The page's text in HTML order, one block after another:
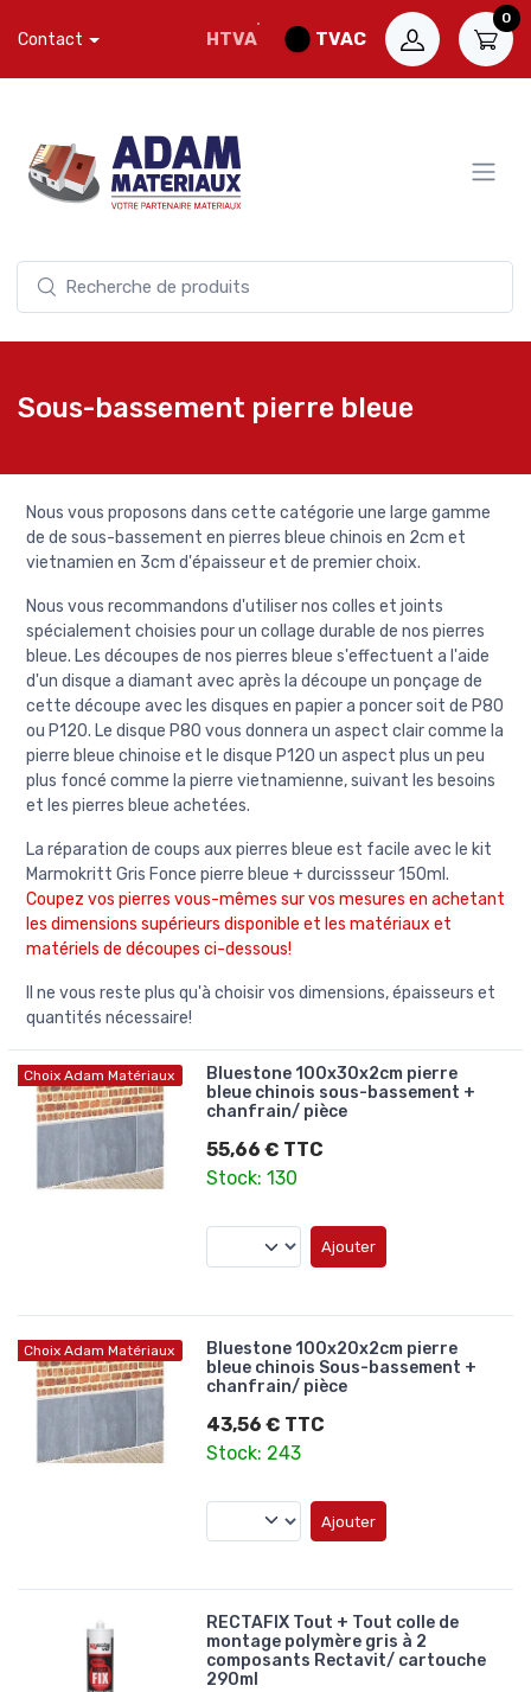
Contact HTVA TVAC
0
Sous-bassement pierre bleue
Nous vous proposons dans cette catégorie une large gamme
de de sous-bassement en pierres bleue chinois en 2cm et
vietnamien en 3cm d'épaisseur et de premier choix.
Nous vous recommandons d'utiliser nos colles et joints
spécialement choisies pour un collage durable de nos pierres
bleue. Les découpes de nos pierres bleue s'effectuent a l'aide
d'un disque a diamant avec après la découpe un ponçage de
cette découpe avec les disques en papier a poncer soit de P80
ou P120. Le disque P80 vous donnera un aspect clair comme la
pierre bleue chinoise et le disque P120 un aspect plus un peu
plus foncé comme la pierre vietnamienne, suivant les besoins
et les pierres bleue achetées.
La réparation de coups aux pierres bleue est facile avec le kit
Marmokritt Gris Fonce pierre bleue + durcissseur 150ml.
Coupez vos pierres vous-mêmes sur vos mesures en achetant
les dimensions supérieurs disponible et les matériaux et
matériels de découpes ci-dessous!
Il ne vous reste plus qu'à choisir vos dimensions, épaisseurs et
quantités nécessaire!
Choix Adam Matériaux
Bluestone 100x30x2cm pierre
bleue chinois sous-bassement +
chanfrain/ pièce
55,66 € TTC
Stock: 130
Ajouter
Choix Adam Matériaux
Bluestone 100x20x2cm pierre
bleue chinois Sous-bassement +
chanfrain/ pièce
43,56 € TTC
Stock: 243
Ajouter
RECTAFIX Tout + Tout colle de
montage polymère gris à 2
composants Rectavit/ cartouche
290ml